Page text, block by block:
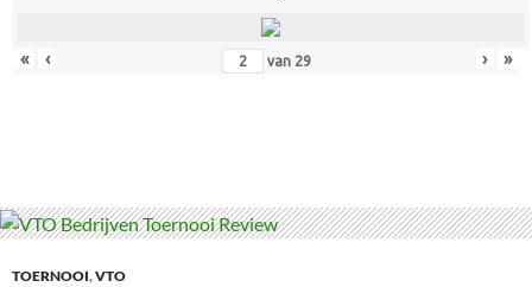
« ‹ van 29 › »
TOERNOOI,VTO